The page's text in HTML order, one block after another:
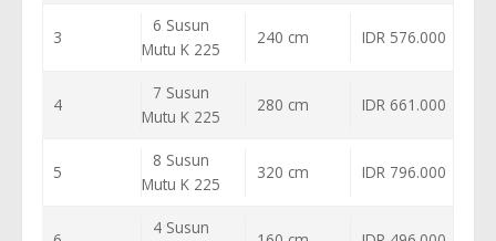
3
6 Susun
Mutu K 225
240 cm IDR 576.000
4
7 Susun
Mutu K 225
280 cm IDR 661.000
5
8 Susun
Mutu K 225
320 cm IDR 796.000
4 Susun